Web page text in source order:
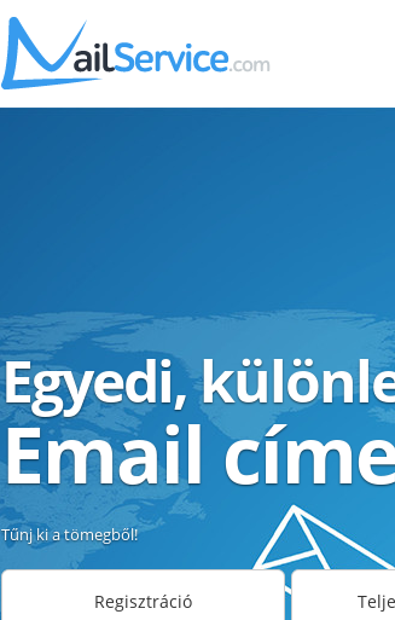
Egyedi,
Email
Tűnj ki a tömegből!
Regisztráció